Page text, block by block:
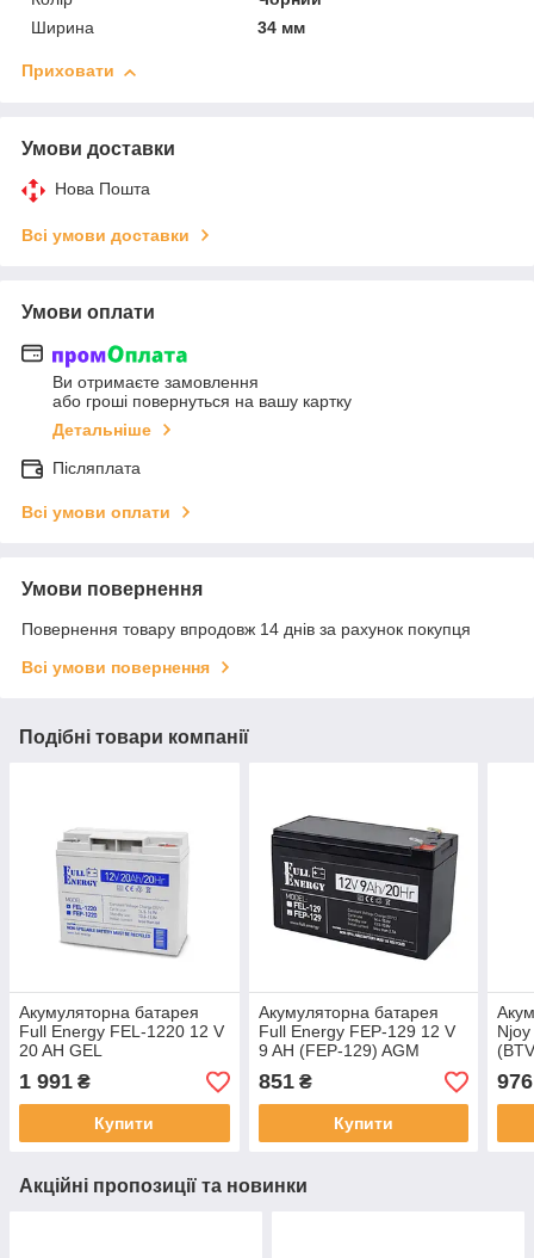
Ширина
34 мм
Приховати
Умови доставки
Нова Пошта
Всі умови доставки
Умови оплати
Ви отримаєте замовлення
або гроші повернуться на вашу картку
Детальніше
Післяплата
Всі умови оплати
Умови повернення
Повернення товару впродовж 14 днів за рахунок покупця
Всі умови повернення
Подібні товари компанії
Акумуляторна батарея
Full Energy FEL-1220 12 V
20 AH GEL
1 991 ₴
Купити
Акумуляторна батарея
Full Energy FEP-129 12 V
9 AH (FEP-129) AGM
851₴
Купити
976
Акційні пропозиції та новинки